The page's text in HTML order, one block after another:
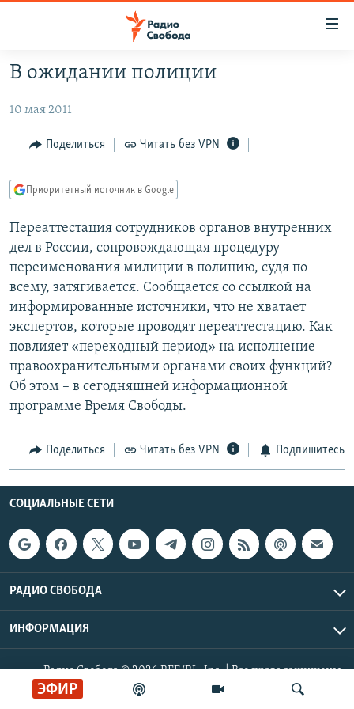
упрощенного
Вернуться
содержанию
Вернутся
главной
навигации
Вернутся
поиску
ПРОГРАММЫ
ПОДКАСТЫ
АВТОРСКИЕ ПРОЕКТЫ
ЦИТАТЫ СВОБОДЫ
МНЕНИЯ
КУЛЬТУРА
IDEL.РЕАЛИИ
КАВКАЗ.РЕАЛИИ
СЕВЕР.РЕАЛИИ
СИБИРЬ.РЕАЛИИ
РАСПИСАНИЕ ВЕЩАНИЯ
ПОДПИШИТЕСЬ НА РАССЫЛКУ
Все сайты РСЕ/РС
ЭФИР
В ожидании полиции
10 мая 2011
Поделиться Читать без VPN
Приоритетный источник в Google
Переаттестация сотрудников органов внутренних
дел в России, сопровождающая процедуру
переименования милиции в полицию, судя по
всему, затягивается. Сообщается со ссылкой на
информированные источники, что не хватает
экспертов, которые проводят переаттестацию. Как
повлияет «переходный период» на исполнение
правоохранительными органами своих функций?
Об этом – в сегодняшней информационной
программе Время Свободы.
Поделиться Читать без VPN Подпишитесь
СОЦИАЛЬНЫЕ СЕТИ
РАДИО СВОБОДА
ИНФОРМАЦИЯ
Радио Свобода © 2026 RFE/RL, Inc. | Все права защищены.